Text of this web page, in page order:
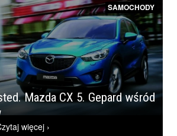
SAMOCHODY
Mazda CX 5. Gepard wśród
więcej ›